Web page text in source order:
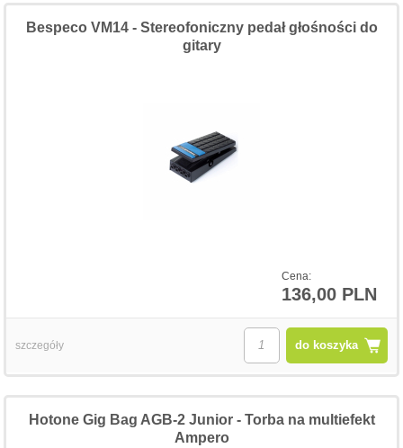
Cena:
136,00 PLN
Bespeco VM14 - Stereofoniczny pedał głośności do
gitary
do koszyka
szczegóły
Hotone Gig Bag AGB-2 Junior - Torba na multiefekt
Ampero